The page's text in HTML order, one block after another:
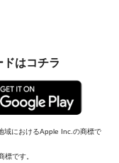
はコチラ
域におけるApple Inc.の商標で
です。